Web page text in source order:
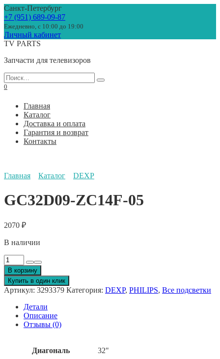
Перейти
к
содержанию
Санкт-Петербург
+7 (951) 689-09-87
Ежедневно, с 10:00 до 19:00
Личный кабинет
TV PARTS
Запчасти для телевизоров
Search
for:
0
Главная
Каталог
Доставка и оплата
Гарантия и возврат
Контакты
Главная Каталог DEXP
GC32D09-ZC14F-05
2070 ₽
В наличии
Количество
товара
GC32D09-
ZC14F-
05
В корзину
Купить в один клик
Артикул: 3293379 Категория: DEXP, PHILIPS, Все подсветки
Детали
Описание
Отзывы (0)
Диагональ 32"